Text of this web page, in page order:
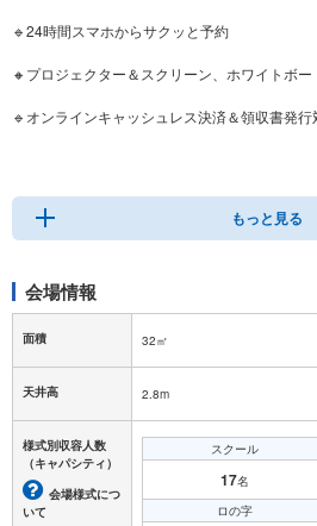
🔹24時間スマホからサクッと予約
🔸プロジェクター＆スクリーン、ホワイトボー
🔹オンラインキャッシュレス決済＆領収書発行
🔹駅前コンビニ、近隣にドラッグストアあり
🔸貸し会議室、打ち合わせ、セミナー、イベ
もっと見る
会場情報
面積 32㎡
天井高 2.8m
様式別収容人数
（キャパシティ）
会場様式につ
いて
スクール
17名
ロの字